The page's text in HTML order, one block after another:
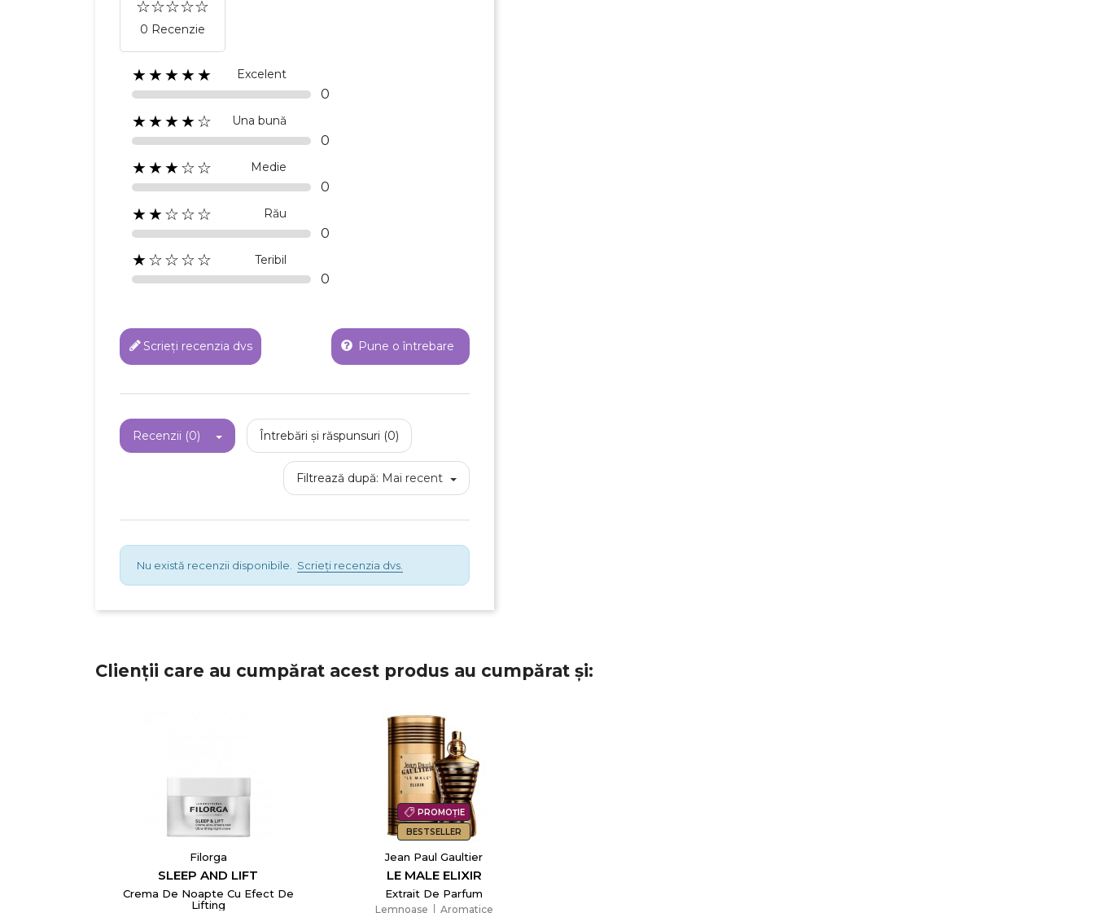
0 Recenzie
★★★★★ Excelent
0
★★★★☆ Una bună
0
★★★☆☆ Medie
0
★★☆☆☆ Rău
0
★☆☆☆☆ Teribil
0
Scrieți recenzia dvs Pune o întrebare
Recenzii (0) Întrebări și răspunsuri (0)
Filtrează după: Mai recent
Nu există recenzii disponibile. Scrieți recenzia dvs.
Clienții care au cumpărat acest produs au cumpărat și:
Filorga
SLEEP AND LIFT
Crema De Noapte Cu Efect De
Lifting
PROMOȚIE
BESTSELLER
Jean Paul Gaultier
LE MALE ELIXIR
Extrait De Parfum
Lemnoase Aromatice